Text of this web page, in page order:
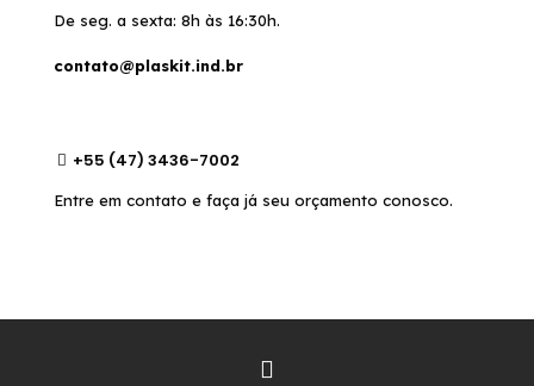
De seg. a sexta: 8h às 16:30h.
contato@plaskit.ind.br
+55 (47) 3436-7002
Entre em contato e faça já seu orçamento conosco.